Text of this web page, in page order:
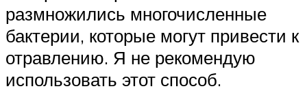
размножились многочисленные
бактерии, которые могут привести к
отравлению. Я не рекомендую
использовать этот способ.